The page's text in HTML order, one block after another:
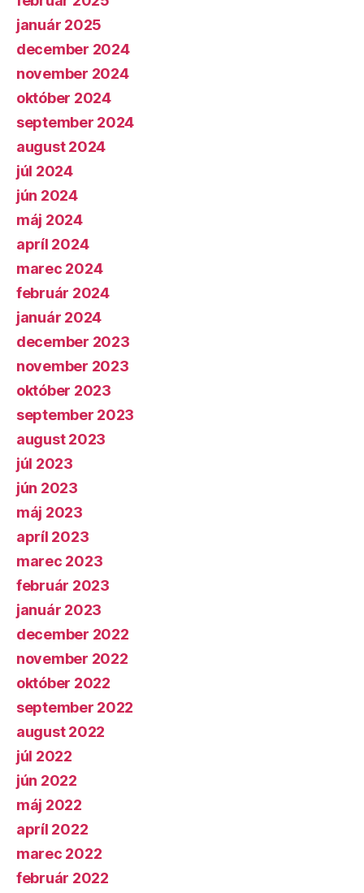
január 2025
december 2024
november 2024
október 2024
september 2024
august 2024
júl 2024
jún 2024
máj 2024
apríl 2024
marec 2024
február 2024
január 2024
december 2023
november 2023
október 2023
september 2023
august 2023
júl 2023
jún 2023
máj 2023
apríl 2023
marec 2023
február 2023
január 2023
december 2022
november 2022
október 2022
september 2022
august 2022
júl 2022
jún 2022
máj 2022
apríl 2022
marec 2022
február 2022